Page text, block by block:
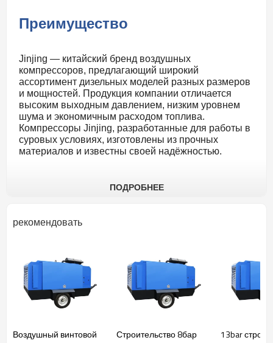
Преимущество
Jinjing — китайский бренд воздушных
компрессоров, предлагающий широкий
ассортимент дизельных моделей разных размеров
и мощностей. Продукция компании отличается
высоким выходным давлением, низким уровнем
шума и экономичным расходом топлива.
Компрессоры Jinjing, разработанные для работы в
суровых условиях, изготовлены из прочных
материалов и известны своей надёжностью.
дизельный воздушный компрессор Jinjing отличается
перемещения и транспортировки, что делает его
идеальным решением для использования в ограниченных
пространствах или на объектах с затруднённым доступом.
Благодаря компактным размерам компрессор Jinjing можно
разместить практически в любом месте, не занимая много
ПОДРОБНЕЕ
рекомендовать
Воздушный винтовой
Строительство 8бар
13bar